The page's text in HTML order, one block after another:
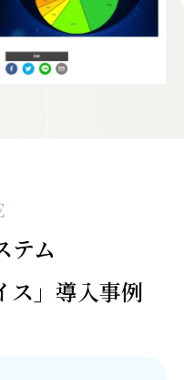
テム
ス」導入事例